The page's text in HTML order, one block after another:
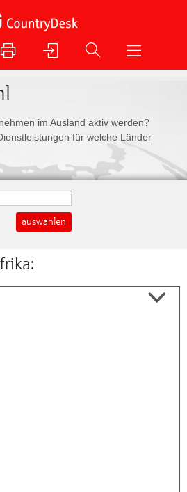
im Ausland aktiv werden?
für welche Länder